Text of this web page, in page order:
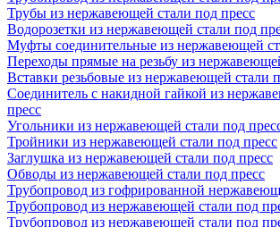
Трубы из нержавеющей стали под пресс
Водорозетки из нержавеющей стали под
Муфты соединительные из нержавеющей
Переходы прямые на резьбу из
Вставки резьбовые из нержавеющей стали
Соединитель с накидной гайкой из
пресс
Угольники из нержавеющей стали под
Тройники из нержавеющей стали под пресс
Заглушка из нержавеющей стали под пресс
Обводы из нержавеющей стали под пресс
Трубопровод из гофрированной
Трубопровод из нержавеющей стали под
Трубопровод из нержавеющей стали под